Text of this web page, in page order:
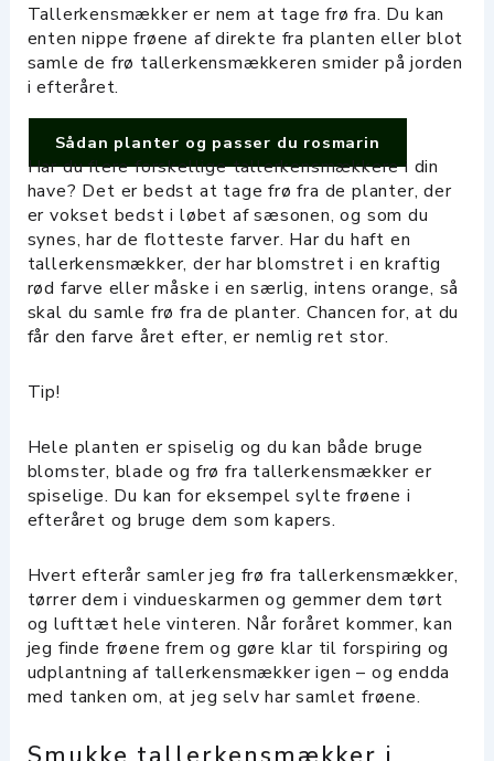
Tallerkensmækker er nem at tage frø fra. Du kan
enten nippe frøene af direkte fra planten eller blot
samle de frø tallerkensmækkeren smider på jorden
i efteråret.
Sådan planter og passer du rosmarin
Har du flere forskellige tallerkensmækkere i din
have? Det er bedst at tage frø fra de planter, der
er vokset bedst i løbet af sæsonen, og som du
synes, har de flotteste farver. Har du haft en
tallerkensmækker, der har blomstret i en kraftig
rød farve eller måske i en særlig, intens orange, så
skal du samle frø fra de planter. Chancen for, at du
får den farve året efter, er nemlig ret stor.
Tip!
Hele planten er spiselig og du kan både bruge
blomster, blade og frø fra tallerkensmækker er
spiselige. Du kan for eksempel sylte frøene i
efteråret og bruge dem som kapers.
Hvert efterår samler jeg frø fra tallerkensmækker,
tørrer dem i vindueskarmen og gemmer dem tørt
og lufttæt hele vinteren. Når foråret kommer, kan
jeg finde frøene frem og gøre klar til forspiring og
udplantning af tallerkensmækker igen – og endda
med tanken om, at jeg selv har samlet frøene.